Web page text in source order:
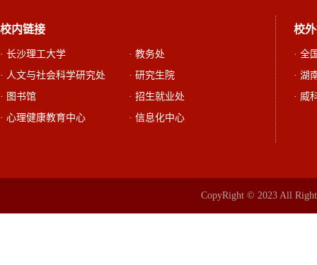
校内链接
· 长沙理工大学
· 教务处
· 人文与社会科学研究处
· 研究生院
· 图书馆
· 招生就业处
· 心理健康教育中心
· 信息化中心
校
· 全
· 湖
· 威
CopyRight © 2023 All